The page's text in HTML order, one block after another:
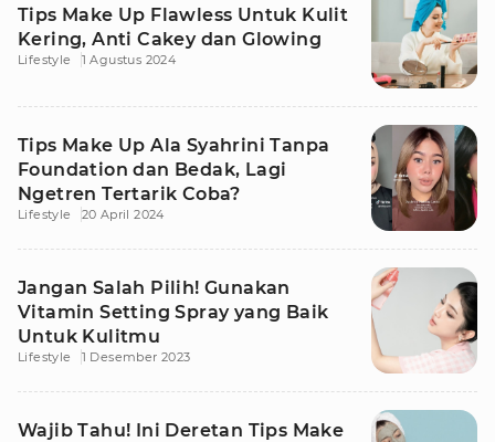
Tips Make Up Flawless Untuk Kulit
Kering, Anti Cakey dan Glowing
Lifestyle 1 Agustus 2024
Tips Make Up Ala Syahrini Tanpa
Foundation dan Bedak, Lagi
Ngetren Tertarik Coba?
Lifestyle 20 April 2024
Jangan Salah Pilih! Gunakan
Vitamin Setting Spray yang Baik
Untuk Kulitmu
Lifestyle 1 Desember 2023
Wajib Tahu! Ini Deretan Tips Make